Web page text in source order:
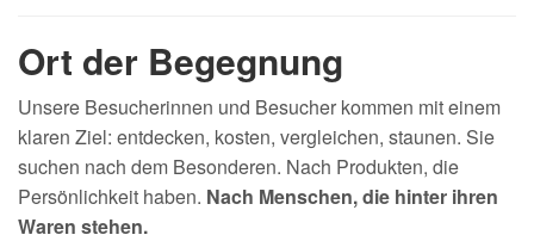
Ort der Begegnung
Unsere Besucherinnen und Besucher kommen mit einem
klaren Ziel: entdecken, kosten, vergleichen, staunen. Sie
suchen nach dem Besonderen. Nach Produkten, die
Persönlichkeit haben. Nach Menschen, die hinter ihren
Waren stehen.